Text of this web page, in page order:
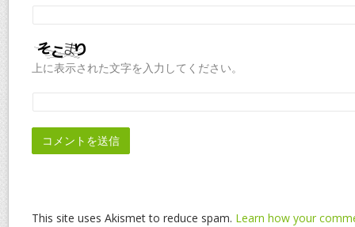
上に表示された文字を入力してください。
This site uses Akismet to reduce spam. Learn how your